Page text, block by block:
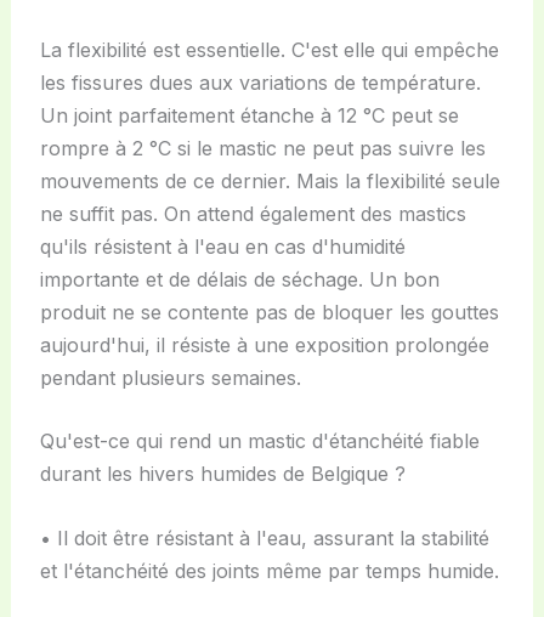
La flexibilité est essentielle. C'est elle qui empêche
les fissures dues aux variations de température.
Un joint parfaitement étanche à 12 °C peut se
rompre à 2 °C si le mastic ne peut pas suivre les
mouvements de ce dernier. Mais la flexibilité seule
ne suffit pas. On attend également des mastics
qu'ils résistent à l'eau en cas d'humidité
importante et de délais de séchage. Un bon
produit ne se contente pas de bloquer les gouttes
aujourd'hui, il résiste à une exposition prolongée
pendant plusieurs semaines.
Qu'est-ce qui rend un mastic d'étanchéité fiable
durant les hivers humides de Belgique ?
• Il doit être résistant à l'eau, assurant la stabilité
et l'étanchéité des joints même par temps humide.